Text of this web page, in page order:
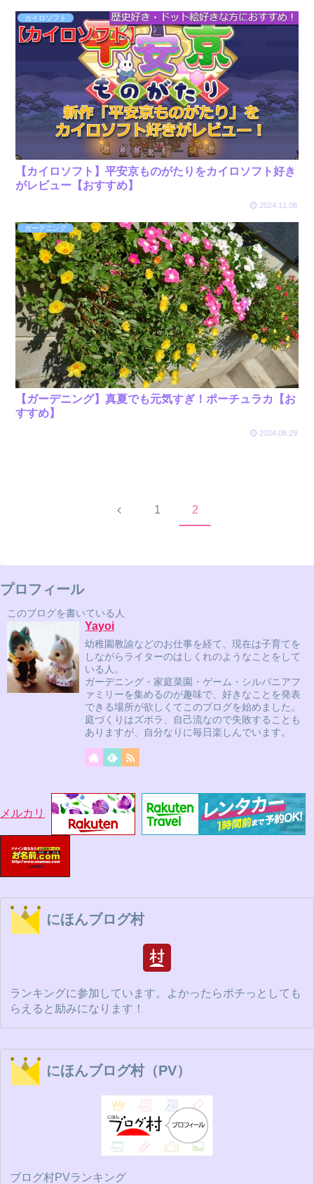
カイロソフト
【カイロソフト】平安京ものがたりをカイロソフト好き
がレビュー【おすすめ】
2024.11.08
ガーデニング
【ガーデニング】真夏でも元気すぎ！ポーチュラカ【お
すすめ】
2024.08.29
前 1 2
プロフィール
このブログを書いている人
Yayoi
幼稚園教諭などのお仕事を経て、現在は子育てを
しながらライターのはしくれのようなことをして
いる人。
ガーデニング・家庭菜園・ゲーム・シルバニアフ
ァミリーを集めるのが趣味で、好きなことを発表
できる場所が欲しくてこのブログを始めました。
庭づくりはズボラ、自己流なので失敗することも
ありますが、自分なりに毎日楽しんでいます。
メルカリ
にほんブログ村
ランキングに参加しています。よかったらポチっとしても
らえると励みになります！
にほんブログ村（PV）
ブログ村PVランキング